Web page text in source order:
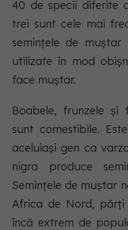
40 de specii diferite
trei sunt cele mai
semințele de
utilizate în mod
face muștar.
Boabele, frunzele
sunt comestibile.
aceluiași gen ca
nigra produce
Semințele de muștar
Africa de Nord, părți
încă extrem de